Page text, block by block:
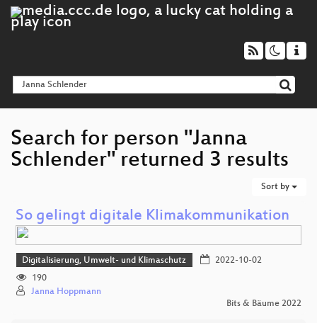
Search for person "Janna
Schlender" returned 3 results
Sort by
So gelingt digitale Klimakommunikation
Digitalisierung, Umwelt- und Klimaschutz
2022-10-02
190
Janna Hoppmann
Bits & Bäume 2022